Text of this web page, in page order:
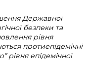
Державної
безпеки та
рівня
протиепідемічні
рівня епідемічної